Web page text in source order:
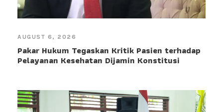
AUGUST 6, 2026
Pakar Hukum Tegaskan Kritik Pasien terhadap
Pelayanan Kesehatan Dijamin Konstitusi